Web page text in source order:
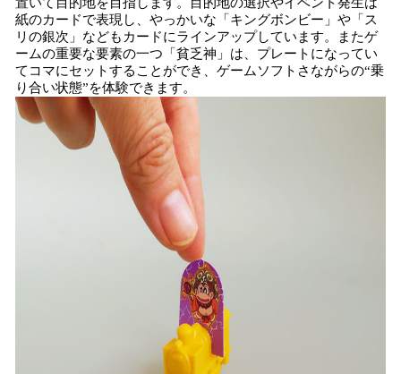
紙のカードで表現し、やっかいな「キングボンビー」や「ス
リの銀次」などもカードにラインアップしています。またゲ
ームの重要な要素の一つ「貧乏神」は、プレートになってい
てコマにセットすることができ、ゲームソフトさながらの“乗
り合い状態”を体験できます。